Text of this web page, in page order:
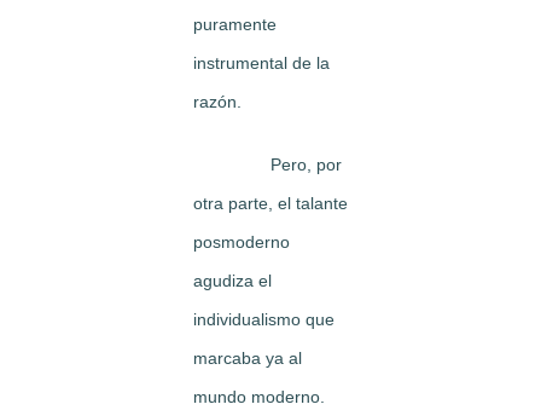
puramente
instrumental de la
razón.
Pero, por
otra parte, el talante
posmoderno
agudiza el
individualismo que
marcaba ya al
mundo moderno.